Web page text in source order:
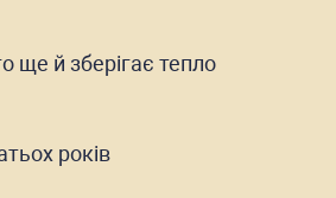
ще й зберігає тепло
років